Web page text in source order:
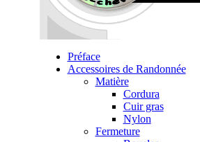
Préface
Accessoires de Randonnée
Matière
Cordura
Cuir gras
Nylon
Fermeture